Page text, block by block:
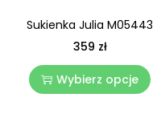
Sukienka Julia M05443
359 zł
Wybierz opcje